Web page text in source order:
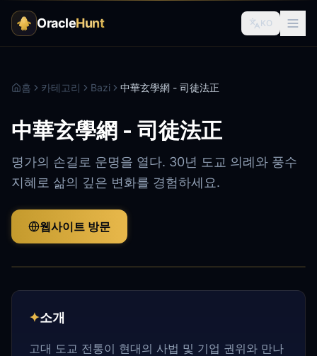
OracleHunt KO
홈 카테고리 Bazi 中華玄學網 - 司徒法正
中華玄學網 - 司徒法正
명가의 손길로 운명을 열다. 30년 도교 의례와 풍수
지혜로 삶의 깊은 변화를 경험하세요.
웹사이트 방문
✦소개
고대 도교 전통이 현대의 사법 및 기업 권위와 만나